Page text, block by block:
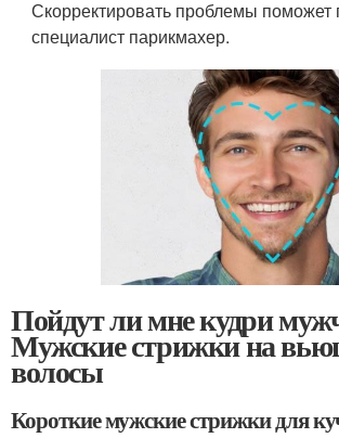
Скорректировать проблемы поможет
специалист парикмахер.
Пойдут ли мне кудри
Мужские стрижки на
волосы
Короткие мужские стрижки для